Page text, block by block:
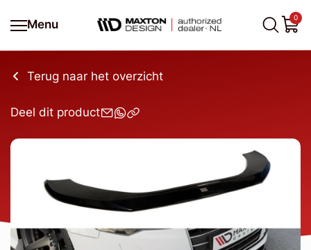
Menu
0
Terug naar het overzicht
Deel dit product